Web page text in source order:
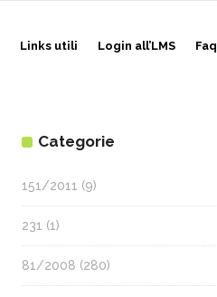
Links utili Login all’LMS Faq
Categorie
151/2011 (9)
231 (1)
81/2008 (280)